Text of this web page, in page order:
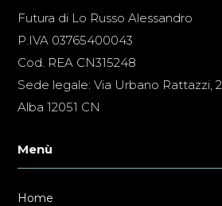
Futura di Lo Russo Alessandro
P.IVA 03765400043
Cod. REA CN315248
Sede legale: Via Urbano Rattazzi, 2
Alba 12051 CN
Menù
Home